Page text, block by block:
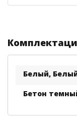
Белый,
Бетон